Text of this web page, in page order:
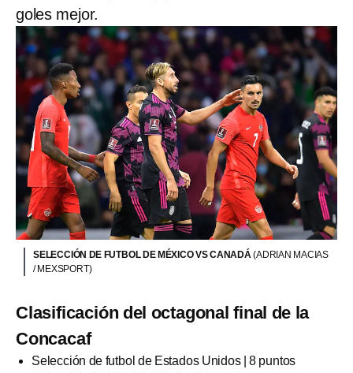
goles mejor.
SELECCIÓN DE FUTBOL DE MÉXICO VS CANADÁ(ADRIAN MACIAS
/ MEXSPORT)
Clasificación del octagonal final de la
Concacaf
Selección de futbol de Estados Unidos | 8 puntos